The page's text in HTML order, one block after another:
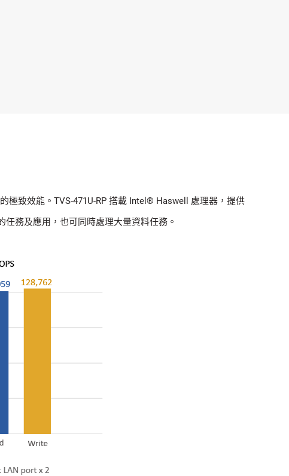
極致效能。TVS-471U-RP 搭載 Intel® Haswell 處理器，提供
務及應用，也可同時處理大量資料任務。